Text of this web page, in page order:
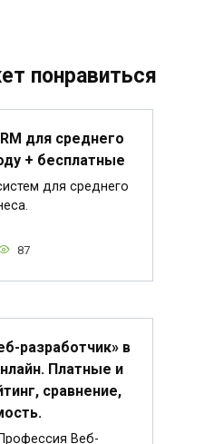
понравиться
для среднего
+ бесплатные
для среднего
87
разработчик» в
Платные и
сравнение,
Веб-